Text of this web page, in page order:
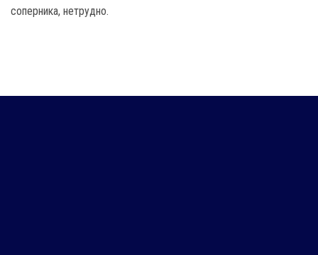
соперника, нетрудно.